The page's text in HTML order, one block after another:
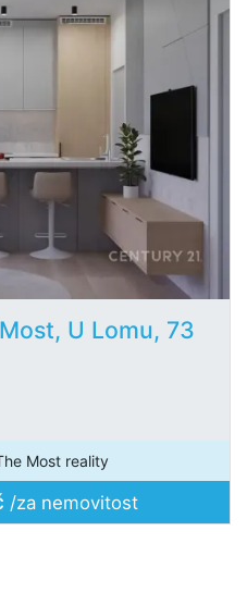
U Lomu, 73
Most reality
/za nemovitost